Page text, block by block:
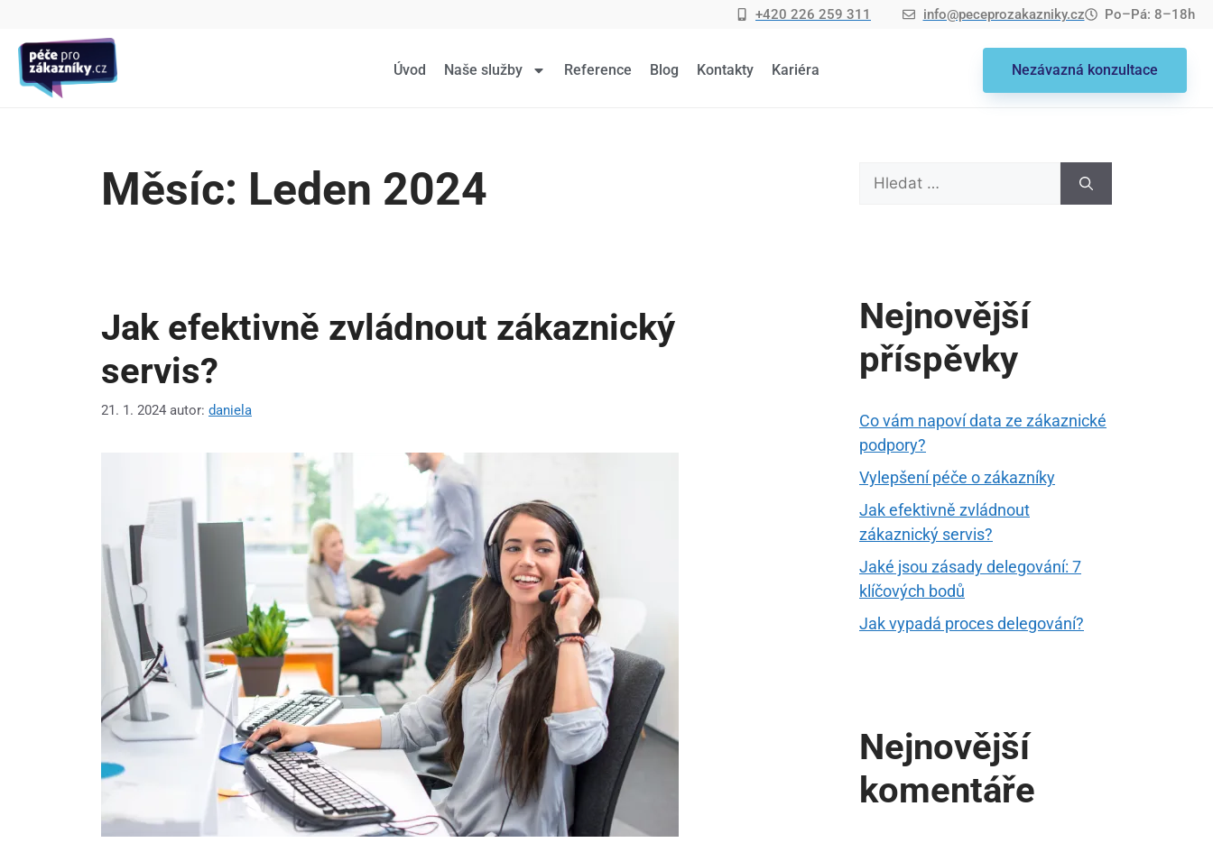
+420 226 259 311 info@peceprozakazniky.cz Po–Pá: 8–18h
Úvod Naše služby Reference Blog Kontakty Kariéra Nezávazná konzultace
Měsíc: Leden 2024
Jak efektivně zvládnout zákaznický
servis?
21. 1. 2024 autor: daniela
Nejnovější
příspěvky
Co vám napoví data ze zákaznické
podpory?
Vylepšení péče o zákazníky
Jak efektivně zvládnout
zákaznický servis?
Jaké jsou zásady delegování: 7
klíčových bodů
Jak vypadá proces delegování?
Nejnovější
komentáře